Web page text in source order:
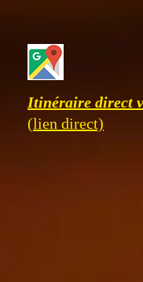
Itinéraire direct
(lien direct)